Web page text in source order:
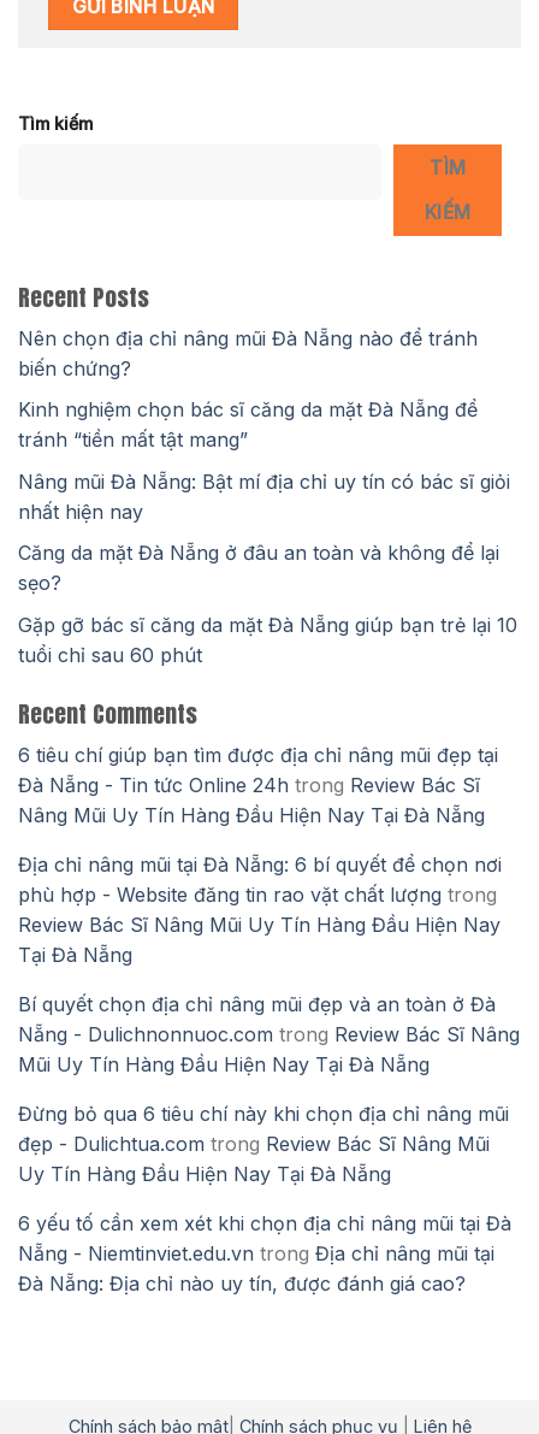
Tìm kiếm
TÌM
KIẾM
Recent Posts
Nên chọn địa chỉ nâng mũi Đà Nẵng nào để tránh
biến chứng?
Kinh nghiệm chọn bác sĩ căng da mặt Đà Nẵng để
tránh “tiền mất tật mang”
Nâng mũi Đà Nẵng: Bật mí địa chỉ uy tín có bác sĩ giỏi
nhất hiện nay
Căng da mặt Đà Nẵng ở đâu an toàn và không để lại
sẹo?
Gặp gỡ bác sĩ căng da mặt Đà Nẵng giúp bạn trẻ lại 10
tuổi chỉ sau 60 phút
Recent Comments
6 tiêu chí giúp bạn tìm được địa chỉ nâng mũi đẹp tại
Đà Nẵng - Tin tức Online 24h trong Review Bác Sĩ
Nâng Mũi Uy Tín Hàng Đầu Hiện Nay Tại Đà Nẵng
Địa chỉ nâng mũi tại Đà Nẵng: 6 bí quyết để chọn nơi
phù hợp - Website đăng tin rao vặt chất lượng trong
Review Bác Sĩ Nâng Mũi Uy Tín Hàng Đầu Hiện Nay
Tại Đà Nẵng
Bí quyết chọn địa chỉ nâng mũi đẹp và an toàn ở Đà
Nẵng - Dulichnonnuoc.com trong Review Bác Sĩ Nâng
Mũi Uy Tín Hàng Đầu Hiện Nay Tại Đà Nẵng
Đừng bỏ qua 6 tiêu chí này khi chọn địa chỉ nâng mũi
đẹp - Dulichtua.com trong Review Bác Sĩ Nâng Mũi
Uy Tín Hàng Đầu Hiện Nay Tại Đà Nẵng
6 yếu tố cần xem xét khi chọn địa chỉ nâng mũi tại Đà
Nẵng - Niemtinviet.edu.vn trong Địa chỉ nâng mũi tại
Đà Nẵng: Địa chỉ nào uy tín, được đánh giá cao?
Chính sách bảo mật| Chính sách phục vụ Liên hệ